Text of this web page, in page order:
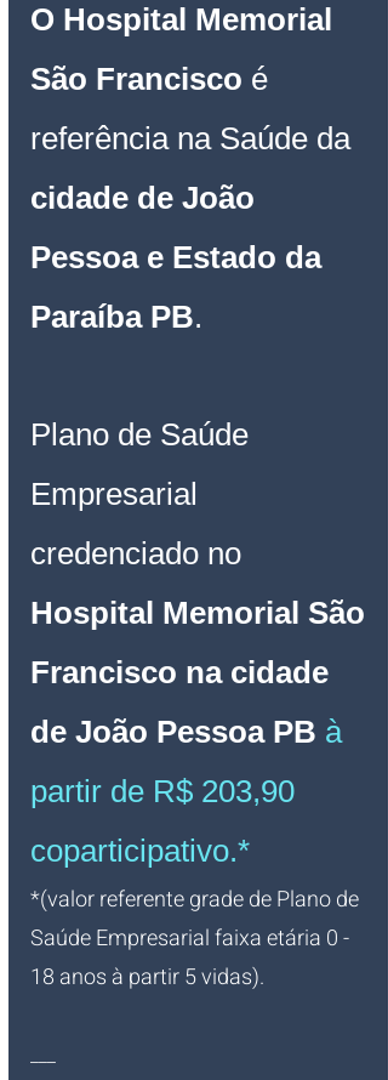
O Hospital Memorial
São Francisco é
referência na Saúde da
cidade de João
Pessoa e Estado da
Paraíba PB.
Plano de Saúde
Empresarial
credenciado no
Hospital Memorial São
Francisco na cidade
de João Pessoa PB à
partir de R$ 203,90
coparticipativo.*
*(valor referente grade de Plano de
Saúde Empresarial faixa etária 0 -
18 anos à partir 5 vidas).
___